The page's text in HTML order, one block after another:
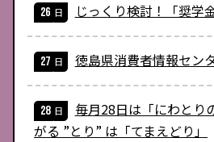
じっくり検討！「奨学
徳島県消費者情報セン
毎月28日は「にわとり
がる ”とり” は「てまえどり」